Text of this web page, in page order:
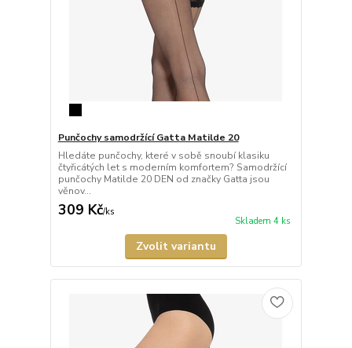
Punčochy samodržící Gatta Matilde 20
Hledáte punčochy, které v sobě snoubí klasiku
čtyřicátých let s moderním komfortem? Samodržící
punčochy Matilde 20 DEN od značky Gatta jsou
věnov...
309 Kč/ks
Skladem 4 ks
Zvolit variantu